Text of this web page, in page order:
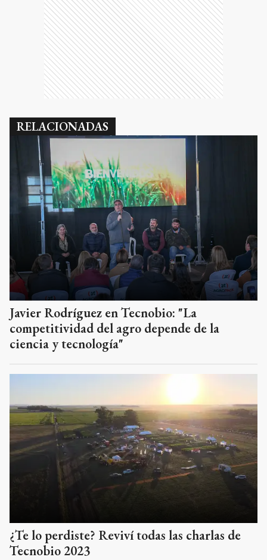
RELACIONADAS
Javier Rodríguez en Tecnobio: "La
competitividad del agro depende de la
ciencia y tecnología"
¿Te lo perdiste? Reviví todas las charlas de
Tecnobio 2023